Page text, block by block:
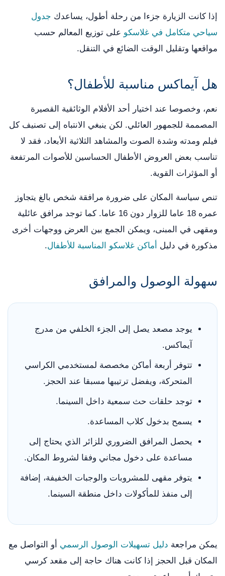
إذا كانت الزيارة جزءا من رحلة أطول، يساعدك جدول
سياحي متكامل في غلاسكو على توزيع المعالم حسب
مواقعها وتقليل الوقت الضائع في التنقل.
هل آيماكس مناسبة للأطفال؟
نعم، وخصوصا عند اختيار أحد الأفلام الوثائقية القصيرة
المصممة للجمهور العائلي. لكن ينبغي الانتباه إلى تصنيف كل
فيلم ومدته وشدة الصوت والمشاهد الثلاثية الأبعاد، فقد لا
تناسب بعض العروض الأطفال الحساسين للأصوات المرتفعة
أو المؤثرات القوية.
تنص سياسة المكان على ضرورة مرافقة شخص بالغ يتجاوز
عمره 18 عاما للزوار دون 16 عاما. كما توجد مرافق عائلية
ومقهى في المبنى، ويمكن الجمع بين العرض ووجهات أخرى
مذكورة في دليل
أماكن غلاسكو المناسبة للأطفال.
سهولة الوصول والمرافق
يوجد مصعد يصل إلى الجزء الخلفي من مدرج
آيماكس.
تتوفر أربعة أماكن مخصصة لمستخدمي الكراسي
المتحركة، ويفضل ترتيبها مسبقا عند الحجز.
توجد حلقات حث سمعية داخل السينما.
يسمح بدخول كلاب المساعدة.
يحصل المرافق الضروري للزائر الذي يحتاج إلى
مساعدة على دخول مجاني وفقا لشروط المكان.
يتوفر مقهى للمشروبات والوجبات الخفيفة، إضافة
إلى منفذ للمأكولات داخل منطقة السينما.
يمكن مراجعة دليل تسهيلات الوصول الرسمي أو التواصل مع
المكان قبل الحجز إذا كانت هناك حاجة إلى مقعد كرسي